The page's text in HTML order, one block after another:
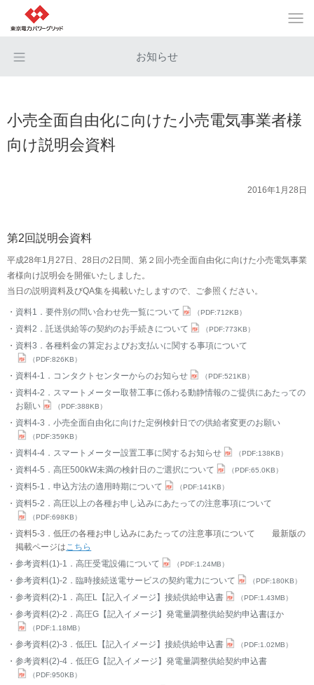
お知らせ
小売全面自由化に向けた小売電気事業者様
向け説明会資料
2016年1月28日
第2回説明会資料
平成28年1月27日、28日の2日間、第２回小売全面自由化に向けた小売電気事業
者様向け説明会を開催いたしました。
当日の説明資料及びQA集を掲載いたしますので、ご参照ください。
資料1．要件別の問い合わせ先一覧について （PDF:712KB）
資料2．託送供給等の契約のお手続きについて （PDF:773KB）
資料3．各種料金の算定およびお支払いに関する事項について
（PDF:826KB）
資料4-1．コンタクトセンターからのお知らせ （PDF:521KB）
資料4-2．スマートメーター取替工事に係わる動静情報のご提供にあたっての
お願い
（PDF:388KB）
資料4-3．小売全面自由化に向けた定例検針日での供給者変更のお願い
（PDF:359KB）
資料4-4．スマートメーター設置工事に関するお知らせ （PDF:138KB）
資料4-5．高圧500kW未満の検針日のご選択について （PDF:65.0KB）
資料5-1．申込方法の適用時期について （PDF:141KB）
資料5-2．高圧以上の各種お申し込みにあたっての注意事項について
（PDF:698KB）
資料5-3．低圧の各種お申し込みにあたっての注意事項について 最新版の
掲載ページはこちら
参考資料(1)-1．高圧受電設備について
（PDF:1.24MB）
参考資料(1)-2．臨時接続送電サービスの契約電力について （PDF:180KB）
参考資料(2)-1．高圧L【記入イメージ】接続供給申込書 （PDF:1.43MB）
参考資料(2)-2．高圧G【記入イメージ】発電量調整供給契約申込書ほか
（PDF:1.18MB）
参考資料(2)-3．低圧L【記入イメージ】接続供給申込書 （PDF:1.02MB）
参考資料(2)-4．低圧G【記入イメージ】発電量調整供給契約申込書
（PDF:950KB）